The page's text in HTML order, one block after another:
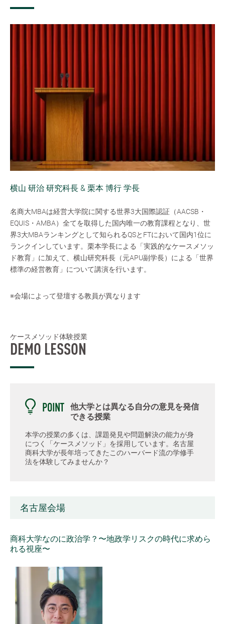
横山 研治 研究科長 & 栗本 博行 学長
名商大MBAは経営大学院に関する世界3大国際認証（AACSB・
EQUIS・AMBA）全てを取得した国内唯一の教育課程となり、世
界3大MBAランキングとして知られるQSとFTにおいて国内1位に
ランクインしています。栗本学長による「実践的なケースメソッ
ド教育」に加えて、横山研究科長（元APU副学長）による「世界
標準の経営教育」について講演を行います。
※会場によって登壇する教員が異なります
ケースメソッド体験授業
DEMO LESSON
他大学とは異なる自分の意見を発信
できる授業
本学の授業の多くは、課題発見や問題解決の能力が身
につく「ケースメソッド」を採用しています。名古屋
商科大学が長年培ってきたこのハーバード流の学修手
法を体験してみませんか？
名古屋会場
商科大学なのに政治学？〜地政学リスクの時代に求めら
れる視座〜